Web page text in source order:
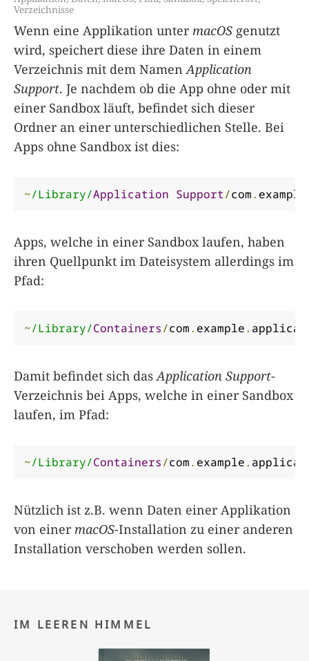
Verzeichnisse
Wenn eine Applikation unter macOS genutzt
wird, speichert diese ihre Daten in einem
Verzeichnis mit dem NamenApplication
Support. Je nachdem ob die App ohne oder mit
einer Sandbox läuft, befindet sich dieser
Ordner an einer unterschiedlichen Stelle. Bei
Apps ohne Sandbox ist dies:
~/Library/Application Support/com. example
Apps, welche in einer Sandbox laufen, haben
ihren Quellpunkt im Dateisystem allerdings im
Pfad:
~/Library/Containers/com. example.
Damit befindet sich dasApplication Support-
Verzeichnis bei Apps, welche in einer Sandbox
laufen, im Pfad:
~/Library/Containers/com. example.
Nützlich ist z.B. wenn Daten einer Applikation
von einer macOS-Installation zu einer anderen
Installation verschoben werden sollen.
IM LEEREN HIMMEL